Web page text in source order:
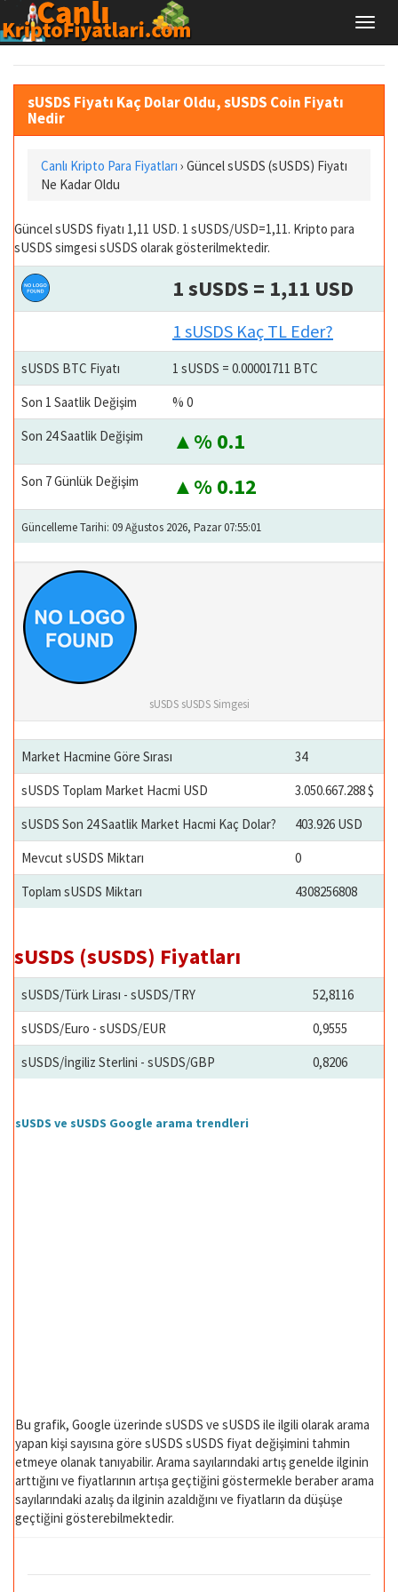
sUSDS Fiyatı Kaç Dolar Oldu, sUSDS Coin Fiyatı
Nedir
Canlı Kripto Para Fiyatları › Güncel sUSDS (sUSDS) Fiyatı
Ne Kadar Oldu
Güncel sUSDS fiyatı 1,11 USD. 1 sUSDS/USD=1,11. Kripto para
sUSDS simgesi sUSDS olarak gösterilmektedir.
1 sUSDS = 1,11 USD
1 sUSDS Kaç TL Eder?
sUSDS BTC Fiyatı
1 sUSDS = 0.00001711 BTC
Son 1 Saatlik Değişim
% 0
Son 24 Saatlik Değişim
% 0.1
Son 7 Günlük Değişim % 0.12
Güncelleme Tarihi: 09 Ağustos 2026, Pazar 07:55:01
sUSDS sUSDS Simgesi
Market Hacmine Göre Sırası
34
sUSDS Toplam Market Hacmi USD
3.050.667.288 $
sUSDS Son 24 Saatlik Market Hacmi Kaç Dolar?
403.926 USD
Mevcut sUSDS Miktarı
0
Toplam sUSDS Miktarı
4308256808
sUSDS (sUSDS) Fiyatları
sUSDS/Türk Lirası - sUSDS/TRY
52,8116
sUSDS/Euro - sUSDS/EUR
0,9555
sUSDS/İngiliz Sterlini - sUSDS/GBP
0,8206
sUSDS ve sUSDS Google arama trendleri
Bu grafik, Google üzerinde sUSDS ve sUSDS ile ilgili olarak arama
yapan kişi sayısına göre sUSDS sUSDS fiyat değişimini tahmin
etmeye olanak tanıyabilir. Arama sayılarındaki artış genelde ilginin
arttığını ve fiyatlarının artışa geçtiğini göstermekle beraber arama
sayılarındaki azalış da ilginin azaldığını ve fiyatların da düşüşe
geçtiğini gösterebilmektedir.